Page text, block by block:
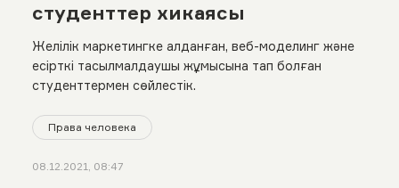
студенттер хикаясы
Желілік маркетингке алданған, веб-моделинг және
есірткі тасылмалдаушы жұмысына тап болған
студенттермен сөйлестік.
Права человека
08.12.2021, 08:47